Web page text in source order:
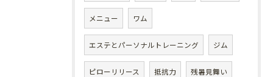
メニュー ワム
エステとパーソナルトレーニング ジム
ピローリリース 抵抗力 残暑見舞い